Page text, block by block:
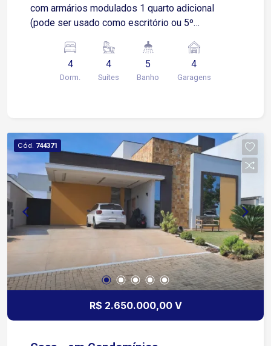
com armários modulados 1 quarto adicional
(pode ser usado como escritório ou 5º
equipada com cooktop, forno, geladeira e
armários modulados Lavanderia 4 vagas sendo 2
cobertas Área Externa e Lazer: Piscina privativa
Rod. João Leme dos Santos, Av. Adolpho
Massaglia e Av. Rogério Cassola Agende já a sua
visita!
4
Dorm.
4
Suítes
5
Banho
4
Garagens
Cód. 744371
R$ 2.650.000,00 V